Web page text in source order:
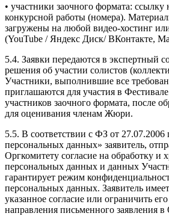
• участники заочного формата:
конкурсной работы (номера).
загружены на любой видео-хостинг
(YouTube / Яндекс Диск/ ВКонтакте,
5.4. Заявки передаются в экспертный
решения об участии солистов
Участники, выполнившие все
приглашаются для участия в
участников заочного формата, после
для оценивания членам Жюри.
5.5. В соответствии с ФЗ от
персональных данных» заявитель,
Оргкомитету согласие на обработку и
персональных данных и данных
гарантирует режим
персональных данных. Заявитель
указанное согласие или ограничить
направления письменного заявления в